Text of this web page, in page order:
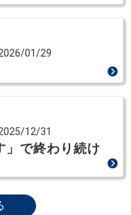
01/29
12/31
」で終わり続け